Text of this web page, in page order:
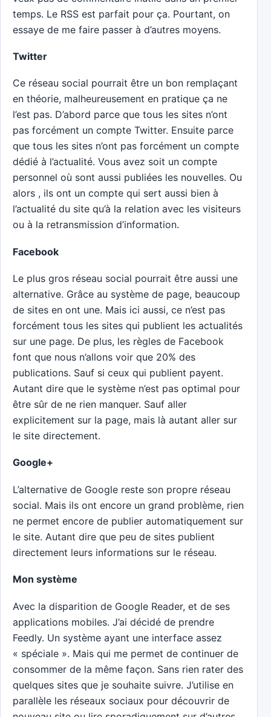
temps. Le RSS est parfait pour ça. Pourtant, on
essaye de me faire passer à d’autres moyens.
Twitter
Ce réseau social pourrait être un bon remplaçant
en théorie, malheureusement en pratique ça ne
l’est pas. D’abord parce que tous les sites n’ont
pas forcément un compte Twitter. Ensuite parce
que tous les sites n’ont pas forcément un compte
dédié à l’actualité. Vous avez soit un compte
personnel où sont aussi publiées les nouvelles. Ou
alors , ils ont un compte qui sert aussi bien à
l’actualité du site qu’à la relation avec les visiteurs
ou à la retransmission d’information.
Facebook
Le plus gros réseau social pourrait être aussi une
alternative. Grâce au système de page, beaucoup
de sites en ont une. Mais ici aussi, ce n’est pas
forcément tous les sites qui publient les actualités
sur une page. De plus, les règles de Facebook
font que nous n’allons voir que 20% des
publications. Sauf si ceux qui publient payent.
Autant dire que le système n’est pas optimal pour
être sûr de ne rien manquer. Sauf aller
explicitement sur la page, mais là autant aller sur
le site directement.
Google+
L’alternative de Google reste son propre réseau
social. Mais ils ont encore un grand problème, rien
ne permet encore de publier automatiquement sur
le site. Autant dire que peu de sites publient
directement leurs informations sur le réseau.
Mon système
Avec la disparition de Google Reader, et de ses
applications mobiles. J’ai décidé de prendre
Feedly. Un système ayant une interface assez
« spéciale ». Mais qui me permet de continuer de
consommer de la même façon. Sans rien rater des
quelques sites que je souhaite suivre. J’utilise en
parallèle les réseaux sociaux pour découvrir de